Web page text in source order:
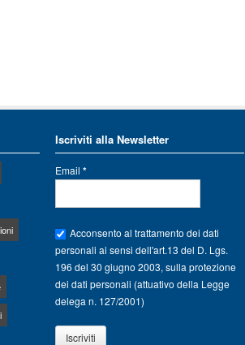
Iscriviti alla Newsletter
Email*
Acconsento al trattamento dei dati
personali ai sensi dell'art.13 del D. Lgs.
196 del 30 giugno 2003, sulla protezione
dei dati personali (attuativo della Legge
delega n. 127/2001)